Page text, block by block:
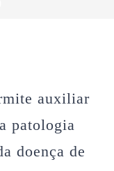
auxiliar
patologia
doença de